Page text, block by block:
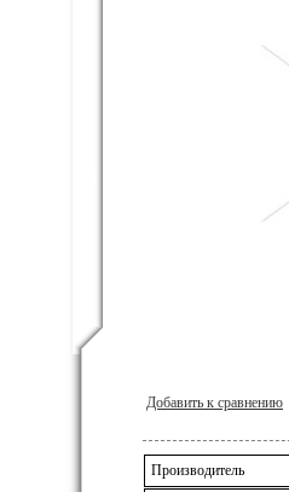
Добавить к сравнению
Производитель